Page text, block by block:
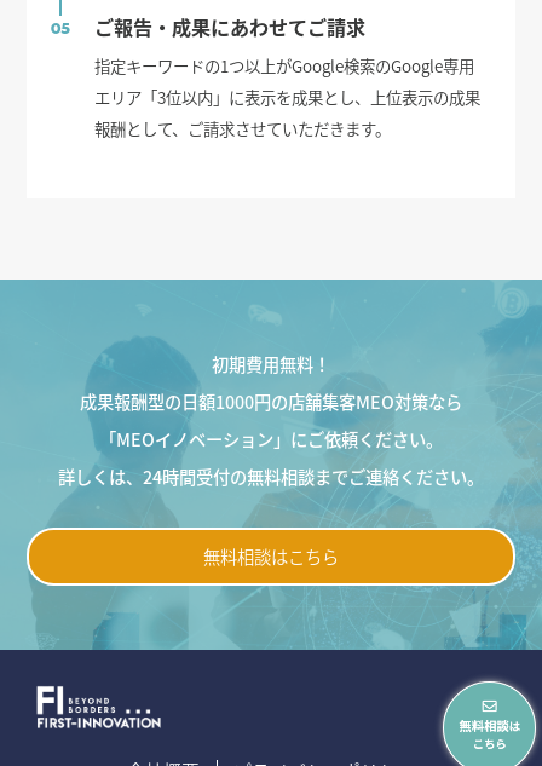
05 ご報告・成果にあわせてご請求
指定キーワードの1つ以上がGoogle検索のGoogle専用
エリア「3位以内」に表示を成果とし、上位表示の成果
報酬として、ご請求させていただきます。
初期費用無料！
成果報酬型の日額1000円の店舗集客MEO対策なら
「MEOイノベーション」にご依頼ください。
詳しくは、24時間受付の無料相談までご連絡ください。
無料相談はこちら